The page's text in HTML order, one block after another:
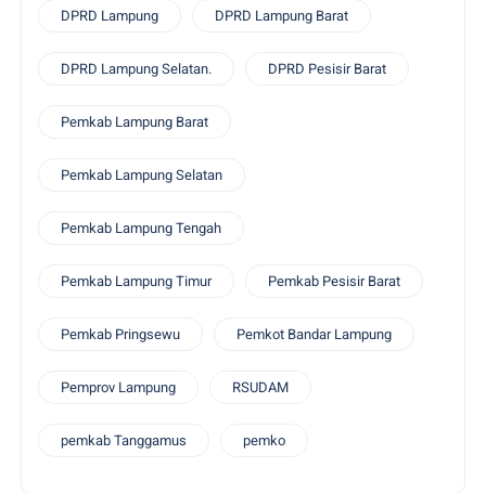
DPRD Lampung DPRD Lampung Barat
DPRD Lampung Selatan. DPRD Pesisir Barat
Pemkab Lampung Barat
Pemkab Lampung Selatan
Pemkab Lampung Tengah
Pemkab Lampung Timur Pemkab Pesisir Barat
Pemkab Pringsewu Pemkot Bandar Lampung
Pemprov Lampung RSUDAM
pemkab Tanggamus pemko